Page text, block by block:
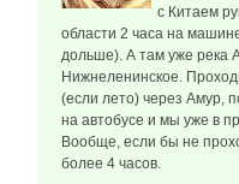
с Китаем
области 2 часа на
дольше). А там уже река
Нижнеленинское.
(если лето) через Амур,
на автобусе и мы уже в
Вообще, если бы не
более 4 часов.